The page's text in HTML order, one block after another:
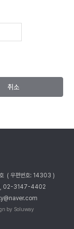
취소
( 우편번호: 14303 )
02-3147-4402
by Soluway